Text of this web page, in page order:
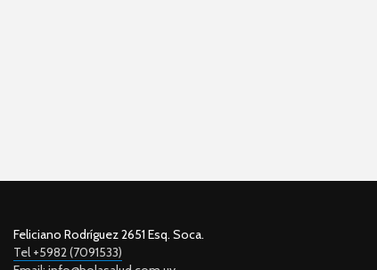
Feliciano Rodríguez 2651 Esq. Soca.
Tel +5982 (7091533)